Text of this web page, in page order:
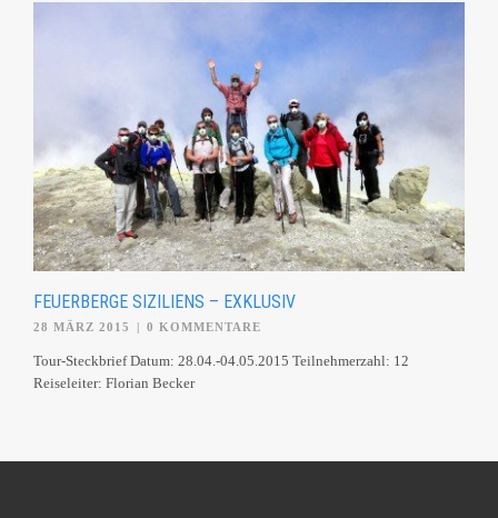
FEUERBERGE SIZILIENS – EXKLUSIV
28 MÄRZ 2015 0 KOMMENTARE
Tour-Steckbrief Datum: 28.04.-04.05.2015 Teilnehmerzahl: 12
Reiseleiter: Florian Becker